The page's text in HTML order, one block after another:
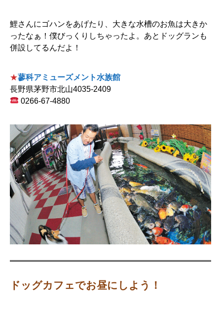
鯉さんにゴハンをあげたり、大きな水槽のお魚は大きか
ったなぁ！僕びっくりしちゃったよ。あとドッグランも
併設してるんだよ！
★蓼科アミューズメント水族館
長野県茅野市北山4035-2409
0266-67-4880
ドッグカフェでお昼にしよう！